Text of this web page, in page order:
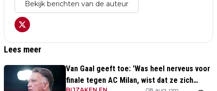
Bekijk berichten van de auteur
Lees meer
Van Gaal geeft toe: 'Was heel nerveus voor
finale tegen AC Milan, wist dat ze zich